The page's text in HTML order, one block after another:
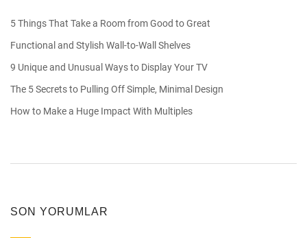
5 Things That Take a Room from Good to Great
Functional and Stylish Wall-to-Wall Shelves
9 Unique and Unusual Ways to Display Your TV
The 5 Secrets to Pulling Off Simple, Minimal Design
How to Make a Huge Impact With Multiples
SON YORUMLAR